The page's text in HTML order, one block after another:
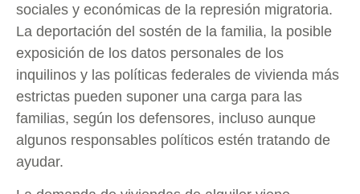
sociales y económicas de la represión migratoria.
La deportación del sostén de la familia, la posible
exposición de los datos personales de los
inquilinos y las políticas federales de vivienda más
estrictas pueden suponer una carga para las
familias, según los defensores, incluso aunque
algunos responsables políticos estén tratando de
ayudar.